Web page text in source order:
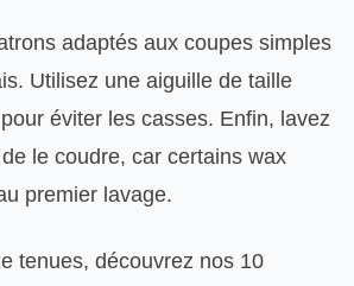
adaptés aux coupes simples
Utilisez une aiguille de taille
éviter les casses. Enfin, lavez
le coudre, car certains wax
premier lavage.
tenues, découvrez nos 10